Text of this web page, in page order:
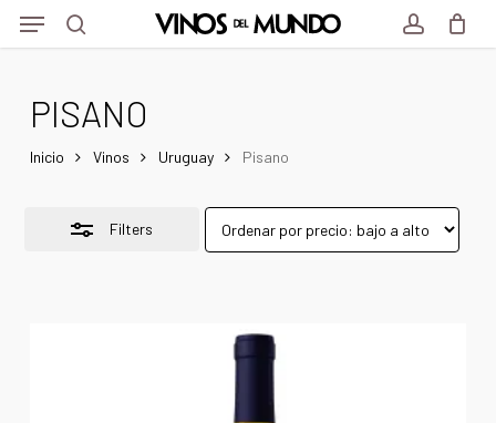
Skip
to
content
search account
Menu
PISANO
Inicio Vinos Uruguay Pisano
Filters
Close
Menu